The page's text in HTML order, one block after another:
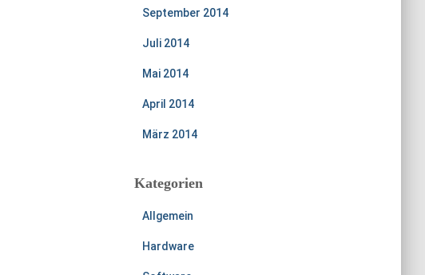
September 2014
Juli 2014
Mai 2014
April 2014
März 2014
Kategorien
Allgemein
Hardware